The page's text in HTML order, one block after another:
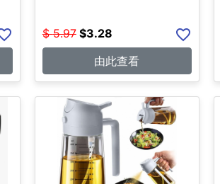
$ 5.97 $3.28
由此查看